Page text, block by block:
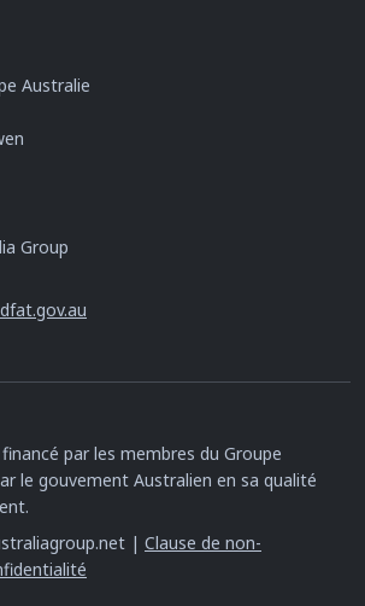
Australie
Group
par les membres du Groupe
le gouvement Australien en sa qualité
| Clause de non-